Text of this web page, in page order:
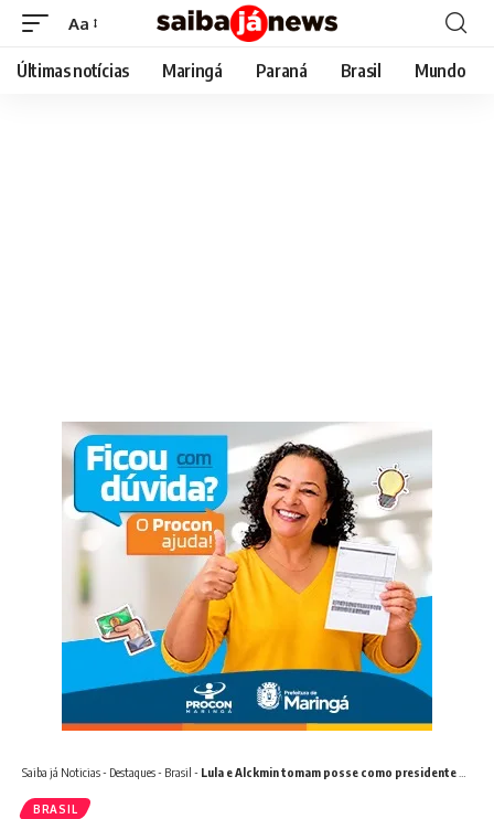
Font
Resizer
Aa
Últimas notícias Maringá Paraná Brasil Mundo
Saiba já Noticias- Destaques- Brasil - Lula e Alckmin tomam posse como presidente e vice-presidente do Brasil
BRASIL